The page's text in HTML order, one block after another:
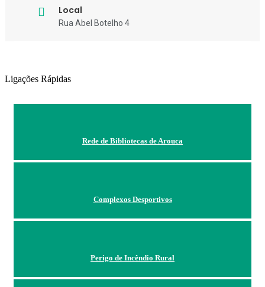
Local
Rua Abel Botelho 4
Ligações Rápidas
Rede de Bibliotecas de Arouca
Complexos Desportivos
Perigo de Incêndio Rural